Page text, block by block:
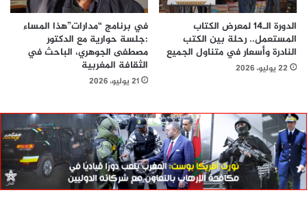
الدورة الـ14 لمعرض الكتاب
المستعمل.. رحلة بين الكتب
النادرة وأسعار في متناول الجميع
22 يوليو، 2026
في برنامج “مدارات”هذا المساء
:جلسة حوارية مع الدكتور
مصطفى الجوهري، الباحث في
الثقافة المغربية
21 يوليو، 2026